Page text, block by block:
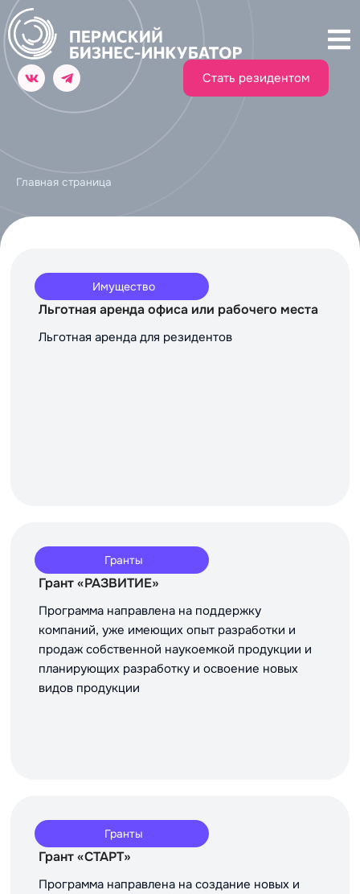
Стать резидентом
Главная страница
Имущество
Льготная аренда офиса или рабочего места
Льготная аренда для резидентов
Гранты
Грант «РАЗВИТИЕ»
Программа направлена на поддержку
компаний, уже имеющих опыт разработки и
продаж собственной наукоемкой продукции и
планирующих разработку и освоение новых
видов продукции
Гранты
Грант «СТАРТ»
Программа направлена на создание новых и